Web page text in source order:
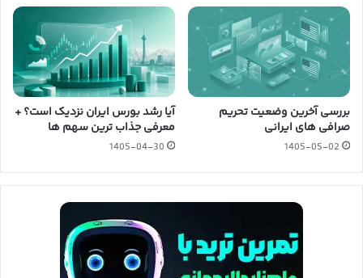
بررسی آخرین وضعیت تحریم
صرافی های ایرانی
1405-05-02
آیا رشد بورس ایران نزدیک است؟ +
معرفی جذاب ترین سهم ها
1405-04-30